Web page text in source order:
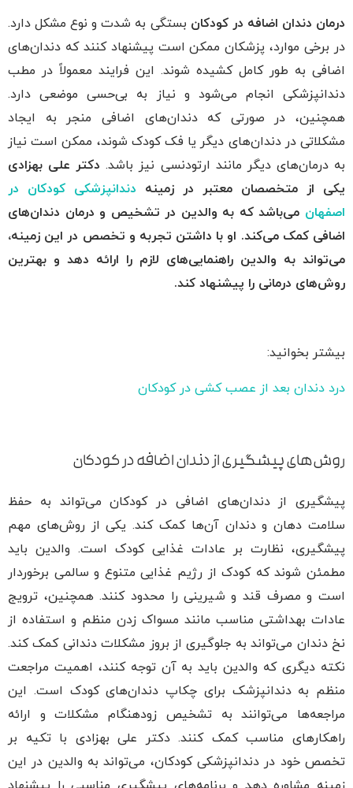
درمان دندان اضافه در کودکان بستگی به شدت و نوع مشکل دارد.
در برخی موارد، پزشکان ممکن است پیشنهاد کنند که دندان‌های
اضافی به طور کامل کشیده شوند. این فرایند معمولاً در مطب
دندانپزشکی انجام می‌شود و نیاز به بی‌حسی موضعی دارد.
همچنین، در صورتی که دندان‌های اضافی منجر به ایجاد
مشکلاتی در دندان‌های دیگر یا فک کودک شوند، ممکن است نیاز
به درمان‌های دیگر مانند ارتودنسی نیز باشد. دکتر علی بهزادی
یکی از متخصصان معتبر در زمینه دندانپزشکی کودکان در
اصفهان می‌باشد که به والدین در تشخیص و درمان دندان‌های
اضافی کمک می‌کند. او با داشتن تجربه و تخصص در این زمینه،
می‌تواند به والدین راهنمایی‌های لازم را ارائه دهد و بهترین
روش‌های درمانی را پیشنهاد کند.
بیشتر بخوانید:
درد دندان بعد از عصب کشی در کودکان
روش‌های پیشگیری از دندان اضافه در کودکان
پیشگیری از دندان‌های اضافی در کودکان می‌تواند به حفظ
سلامت دهان و دندان آن‌ها کمک کند. یکی از روش‌های مهم
پیشگیری، نظارت بر عادات غذایی کودک است. والدین باید
مطمئن شوند که کودک از رژیم غذایی متنوع و سالمی برخوردار
است و مصرف قند و شیرینی را محدود کنند. همچنین، ترویج
عادات بهداشتی مناسب مانند مسواک زدن منظم و استفاده از
نخ دندان می‌تواند به جلوگیری از بروز مشکلات دندانی کمک کند.
نکته دیگری که والدین باید به آن توجه کنند، اهمیت مراجعت
منظم به دندانپزشک برای چکاپ دندان‌های کودک است. این
مراجعه‌ها می‌توانند به تشخیص زودهنگام مشکلات و ارائه
راهکارهای مناسب کمک کنند. دکتر علی بهزادی با تکیه بر
تخصص خود در دندانپزشکی کودکان، می‌تواند به والدین در این